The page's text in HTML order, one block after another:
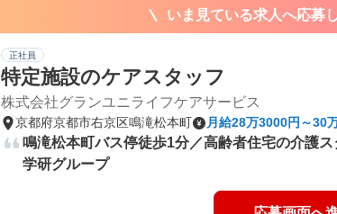
いま見ている求人へ応募
正社員
特定施設のケアスタッフ
株式会社グランユニライフケアサービス
京都府京都市右京区鳴滝松本町 月給28万3000円～30
鳴滝松本町バス停徒歩1分／高齢者住宅の介護
学研グループ